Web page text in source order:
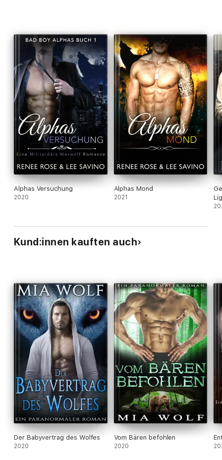
Alphas Versuchung
2020
Alphas Mond
2021
Kund:innen kauften auch
Der Babyvertrag des Wolfes
2020
Vom Bären befohlen
2020